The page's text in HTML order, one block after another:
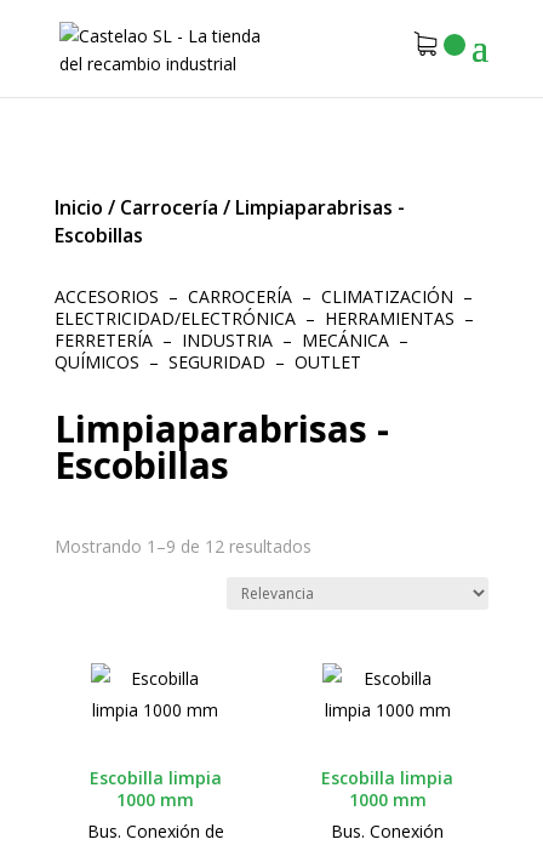
Inicio / Carrocería / Limpiaparabrisas -
Escobillas
ACCESORIOS – CARROCERÍA– CLIMATIZACIÓN –
ELECTRICIDAD/ELECTRÓNICA– HERRAMIENTAS –
FERRETERÍA– INDUSTRIA – MECÁNICA–
QUÍMICOS – SEGURIDAD – OUTLET
Limpiaparabrisas -
Escobillas
Mostrando 1–9 de 12 resultados
Escobilla limpia
1000 mm
Bus. Conexión de
Escobilla limpia
1000 mm
Bus. Conexión